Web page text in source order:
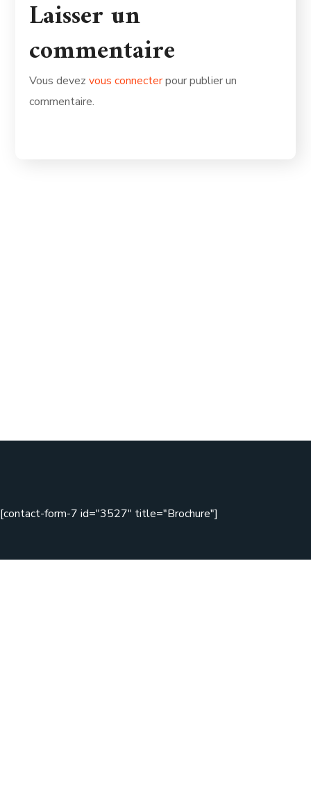
Laisser un
commentaire
Vous devezvous connecterpour publier un
commentaire.
[contact-form-7 id="3527" title="Brochure"]